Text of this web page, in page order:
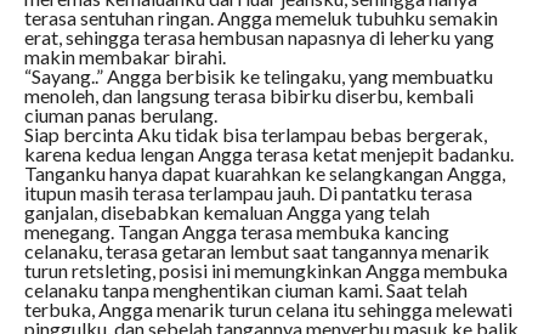
terasa sentuhan ringan. Angga memeluk tubuhku semakin
erat, sehingga terasa hembusan napasnya di leherku yang
makin membakar birahi.
“Sayang..” Angga berbisik ke telingaku, yang membuatku
menoleh, dan langsung terasa bibirku diserbu, kembali
ciuman panas berulang.
Siap bercinta Aku tidak bisa terlampau bebas bergerak,
karena kedua lengan Angga terasa ketat menjepit badanku.
Tanganku hanya dapat kuarahkan ke selangkangan Angga,
itupun masih terasa terlampau jauh. Di pantatku terasa
ganjalan, disebabkan kemaluan Angga yang telah
menegang. Tangan Angga terasa membuka kancing
celanaku, terasa getaran lembut saat tangannya menarik
turun retsleting, posisi ini memungkinkan Angga membuka
celanaku tanpa menghentikan ciuman kami. Saat telah
terbuka, Angga menarik turun celana itu sehingga melewati
pinggulku, dan sebelah tangannya menyerbu masuk ke balik